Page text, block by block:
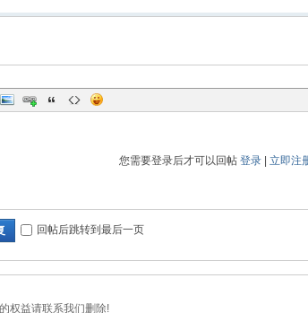
您需要登录后才可以回帖 登录| 立即注
回帖后跳转到最后一页
权益请联系我们删除!